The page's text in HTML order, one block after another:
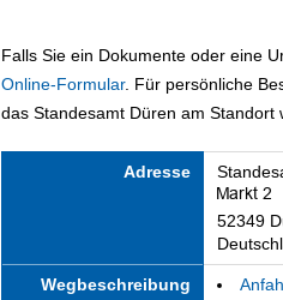
Falls Sie ein Dokumente oder eine
Online-Formular. Für persönliche
das Standesamt Düren am Standort
Adresse
52349
Wegbeschreibung